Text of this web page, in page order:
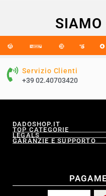
SIAMO
Servizio Clienti
+39 02.40703420
DADOSHOP.IT
TOP CATEGORIE
LEGALS
GARANZIE E SUPPORTO